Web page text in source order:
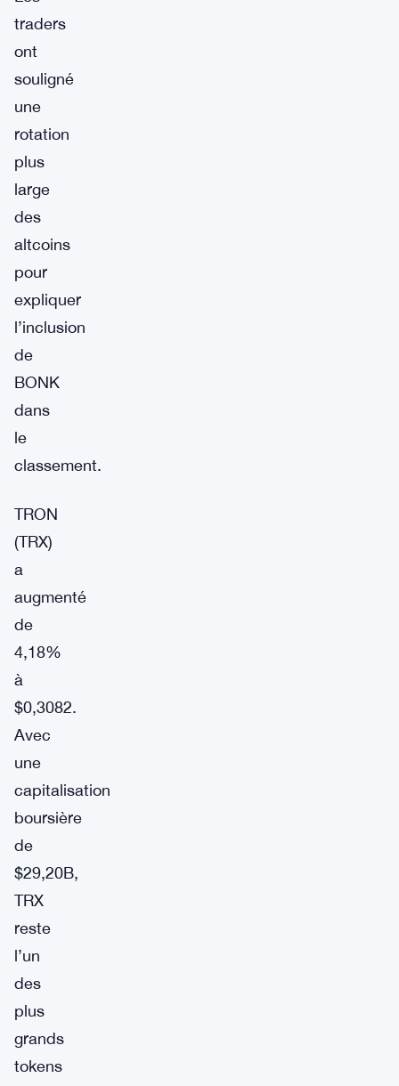
traders
ont
souligné
une
rotation
plus
large
des
altcoins
pour
expliquer
l’inclusion
de
BONK
dans
le
classement.
TRON
(TRX)
a
augmenté
de
4,18%
à
$0,3082.
Avec
une
capitalisation
boursière
de
$29,20B,
TRX
reste
l’un
des
plus
grands
tokens